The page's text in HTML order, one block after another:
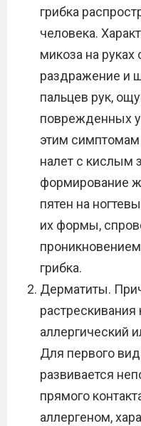
грибка
человека.
микоза на руках
раздражение и
пальцев рук,
поврежденных
этим
налет с кислым
формирование
пятен на
их формы,
грибка.
Дерматиты.
аллергический
Для первого
развивается
прямого
аллергеном,